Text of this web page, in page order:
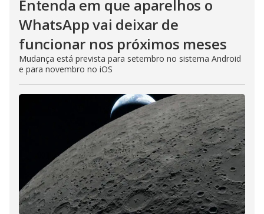
Entenda em que aparelhos o
WhatsApp vai deixar de
funcionar nos próximos meses
Mudança está prevista para setembro no sistema Android
e para novembro no iOS